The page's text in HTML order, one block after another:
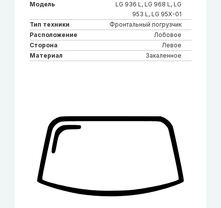
Модель
LG 936 L, LG 968 L, LG
953 L, LG 95X-01
Тип техники
Фронтальный погрузчик
Расположение
Лобовое
Сторона
Левое
Материал
Закаленное